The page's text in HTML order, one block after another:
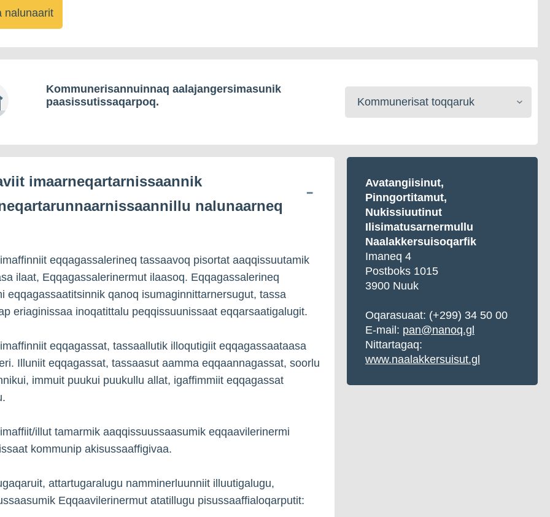
nalunaarit
Kommunerisannuinnaq aalajangersimasunik
paasissutissaqarpoq.
Kommunerisat
toqqaruk
imaarneqartarnissaannik
nalunaarneq
eqqagassalerineq tassaavoq pisortat aaqqissuutamik
ilaat, Eqqagassalerinermut ilaasoq. Eqqagassalerineq
eqqagassaatitsinnik qanoq isumaginnittarnersugut, tassa
eriaginissaa inoqatittalu peqqissuunissaat eq­qarsaatigalugit.
eqqagassat, tassaallutik illoqutigiit eqqagassaataasa
Illuniit eqqagassat, tassaasut aamma eqqaannagassat, soorlu
immuit puukui puukullu allat, igaffimmiit eqqagassat
illut tamarmik aaqqissuussaasumik eqqaavilerinermi
kommunip akisussaaffigivaa.
attartugaralugu namminerluunniit illuutigalugu,
Eqqaavilerinermut atatillugu pisussaaffialoqarputit:
Avatangiisinut,
Pinngortitamut,
Nukissiuutinut
Ilisimatusarnermullu
Naalakkersuisoqarfik
Imaneq 4
Postboks 1015
3900 Nuuk
Oqarasuaat: (+299) 34 50 00
E-mail: pan@nanoq.gl
Nittartagaq:
www.naalakkersuisut.gl